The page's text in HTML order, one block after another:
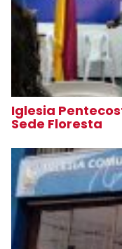
Iglesia
Sede Floresta